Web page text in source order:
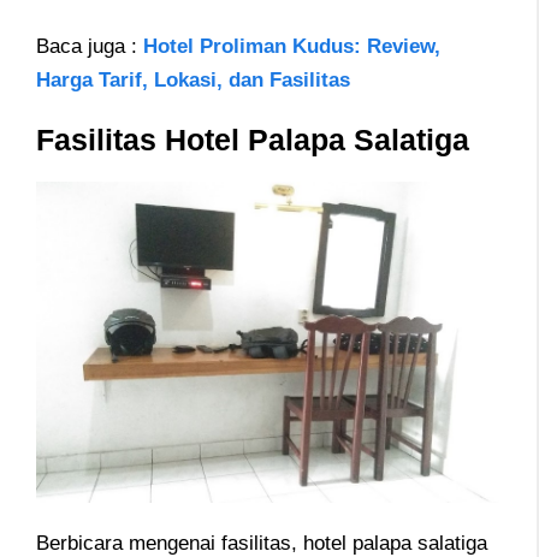
Baca juga : Hotel Proliman Kudus: Review,
Harga Tarif, Lokasi, dan Fasilitas
Fasilitas Hotel Palapa Salatiga
Berbicara mengenai fasilitas, hotel palapa salatiga